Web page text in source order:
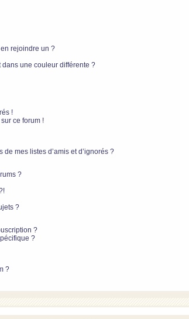
rejoindre un ?
dans une couleur différente ?
!
ce forum !
mes listes d’amis et d’ignorés ?
?
?
?
?
?